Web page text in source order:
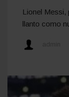
Lionel Messi,
llanto como